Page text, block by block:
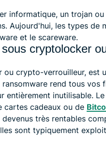
informatique, un trojan
Aujourd'hui, les types de
et le scareware.
cryptolocker
ou crypto-verrouilleur, est
rend tous vos
entièrement inutilisable.
cartes cadeaux ou de
très rentables
sont typiquement